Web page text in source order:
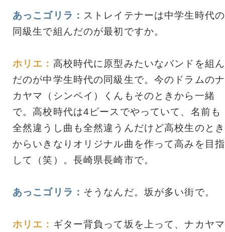
あっこゴリラ： ストレイテナーは中学生時代の
同級生で組んだのが最初ですか。
ホリエ： 高校時代に原型みたいなバンドを組ん
だのが中学生時代の同級生で。今のドラムのナ
カヤマ（シンペイ）くんもそのときから一緒
で。高校時代は4ピースでやっていて、名前も
全然違うし曲も全然違うんだけど高校生のとき
からいきなりオリジナル曲を作って高みを目指
して（笑）。長崎県長崎市で。
あっこゴリラ： そうなんだ。坂が多い街で。
ホリエ： ギター背負って坂を上って、ナカヤマ